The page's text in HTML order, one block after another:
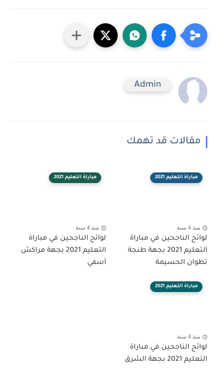
Admin
مقالات قد تهمك
مباراة التعليم 2021
منذ 4 سنة
لوائح الناجحين في مباراة
التعليم 2021 بجهة طنجة
تطوان الحسيمة
مباراة التعليم 2021
منذ 4 سنة
لوائح الناجحين في مباراة
التعليم 2021 بجهة مراكش
آسفي
مباراة التعليم 2021
منذ 4 سنة
لوائح الناجحين في مباراة
التعليم 2021 بجهة الشرق